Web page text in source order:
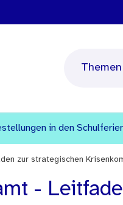
Themen
in den
zur strategischen
-